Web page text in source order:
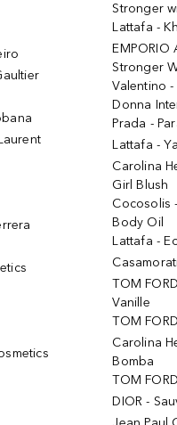
Stronger
Lattafa -
EMPORIO
Stronger
Valentino
Donna
Prada -
Lattafa -
Carolina
Girl Blush
Cocosolis
Body Oil
Lattafa -
TOM
Vanille
TOM
Carolina
Bomba
TOM
DIOR -